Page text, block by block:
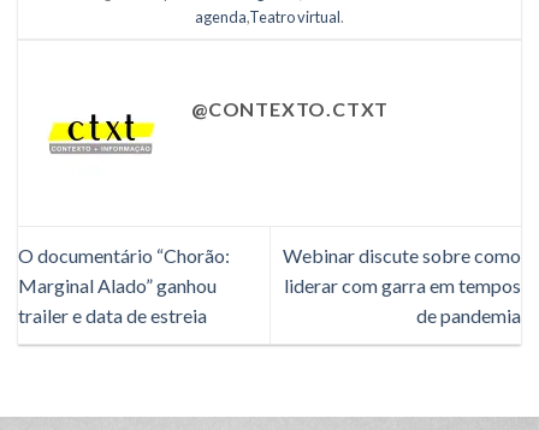
agenda,Teatro virtual.
@CONTEXTO.CTXT
O documentário “Chorão:
Marginal Alado” ganhou
trailer e data de estreia
Webinar discute sobre como
liderar com garra em tempos
de pandemia